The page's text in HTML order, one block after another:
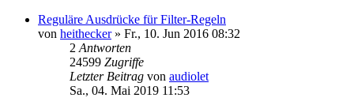
Reguläre Ausdrücke für Filter-Regeln
von heithecker» Fr., 10. Jun 2016 08:32
2 Antworten
24599 Zugriffe
Letzter Beitrag von audiolet
Sa., 04. Mai 2019 11:53